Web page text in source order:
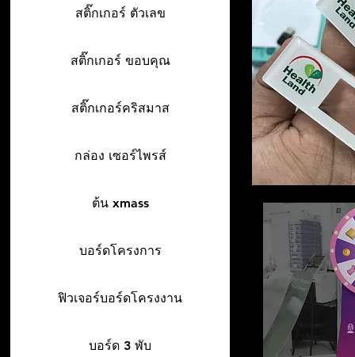
สติ๊กเกอร์ ตัวเลข
สติ๊กเกอร์ ขอบคุณ
สติ๊กเกอร์คริสมาส
กล่อง เซอร์ไพรส์
ต้น xmass
บอร์ดโครงการ
ฟิวเจอร์บอร์ดโครงงาน
บอร์ด 3 พับ